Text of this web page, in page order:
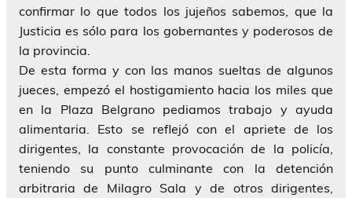
confirmar lo que todos los jujeños sabemos, que la
Justicia es sólo para los gobernantes y poderosos de
la provincia.
De esta forma y con las manos sueltas de algunos
jueces, empezó el hostigamiento hacia los miles que
en la Plaza Belgrano pediamos trabajo y ayuda
alimentaria. Esto se reflejó con el apriete de los
dirigentes, la constante provocación de la policía,
teniendo su punto culminante con la detención
arbitraria de Milagro Sala y de otros dirigentes,